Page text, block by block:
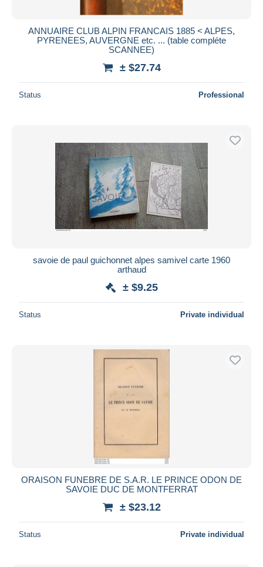
ANNUAIRE CLUB ALPIN FRANCAIS 1885 < ALPES,
PYRENEES, AUVERGNE etc. ... (table compléte
SCANNEE)
± $27.74
Status Professional
savoie de paul guichonnet alpes samivel carte 1960
arthaud
± $9.25
Status Private individual
ORAISON FUNEBRE DE S.A.R. LE PRINCE ODON DE
SAVOIE DUC DE MONTFERRAT
± $23.12
Status Private individual